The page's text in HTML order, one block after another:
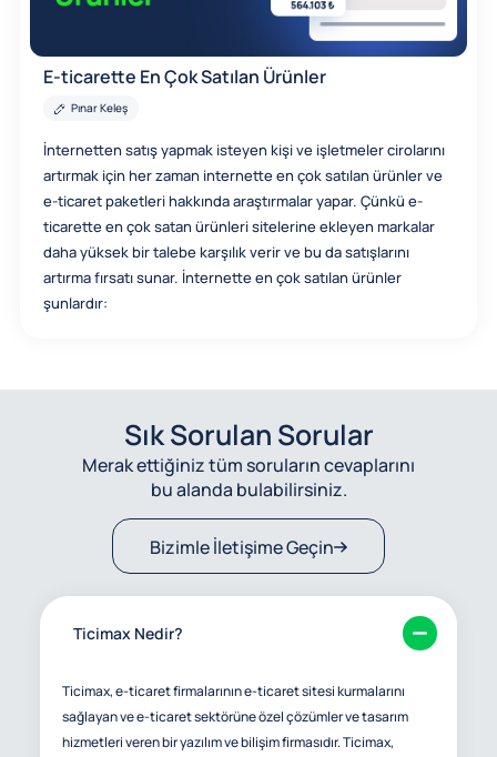
E-ticarette En Çok Satılan Ürünler
Pınar Keleş
İnternetten satış yapmak isteyen kişi ve işletmeler cirolarını
artırmak için her zaman internette en çok satılan ürünler ve
e-ticaret paketleri hakkında araştırmalar yapar. Çünkü e-
ticarette en çok satan ürünleri sitelerine ekleyen markalar
daha yüksek bir talebe karşılık verir ve bu da satışlarını
artırma fırsatı sunar. İnternette en çok satılan ürünler
şunlardır:
Sık Sorulan Sorular
Merak ettiğiniz tüm soruların cevaplarını
bu alanda bulabilirsiniz.
Bizimle İletişime Geçin
Ticimax Nedir?
Ticimax, e-ticaret firmalarının e-ticaret sitesi kurmalarını
sağlayan ve e-ticaret sektörüne özel çözümler ve tasarım
hizmetleri veren bir yazılım ve bilişim firmasıdır. Ticimax,